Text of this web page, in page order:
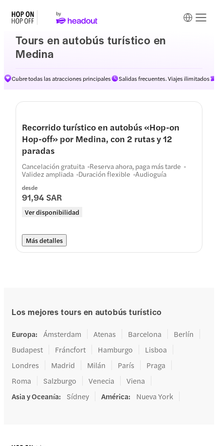
Tours en autobús turístico en
Medina
Cubre todas las atracciones principales Salidas frecuentes. Viajes ilimitados
Recorrido turístico en autobús «Hop-on
Hop-off» por Medina, con 2 rutas y 12
paradas
desde
91,94 SAR
Ver disponibilidad
Cancelación gratuita Reserva ahora, paga más tarde
Validez ampliada Duración flexible Audioguía
Más detalles
Los mejores tours en autobús turístico
Europa: Ámsterdam Atenas Barcelona
Berlín
Budapest
Fráncfort Hamburgo
Lisboa
Londres
Madrid Milán París
Praga
Roma
Salzburgo Venecia
Viena
Asia y Oceanía: Sídney América: Nueva York